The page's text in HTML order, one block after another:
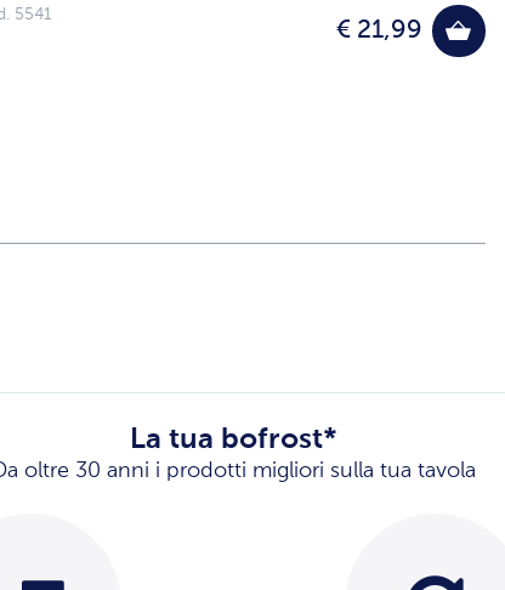
€ 21,99
5541
La tua bofrost*
oltre 30 anni i prodotti migliori sulla tua tavola